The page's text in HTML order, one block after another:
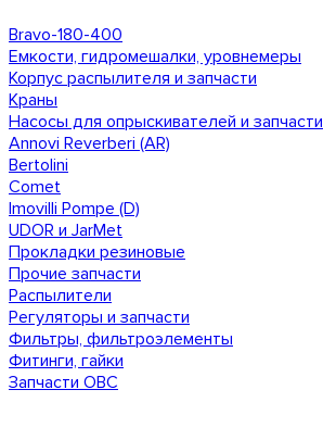
Bravo-180-400
Емкости, гидромешалки, уровнемеры
Корпус распылителя и запчасти
Краны
Насосы для опрыскивателей и запчасти
Annovi Reverberi (AR)
Bertolini
Comet
Imovilli Pompe (D)
UDOR и JarMet
Прокладки резиновые
Прочие запчасти
Распылители
Регуляторы и запчасти
Фильтры, фильтроэлементы
Фитинги, гайки
Запчасти ОВС